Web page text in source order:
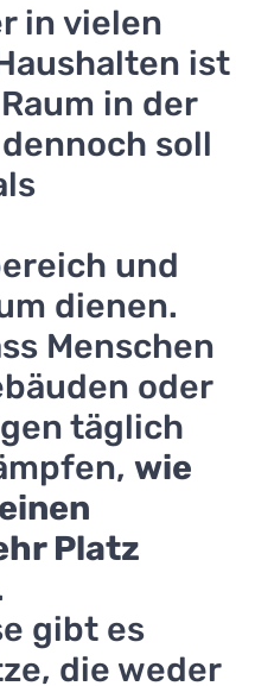
in vielen
ist
in der
soll
und
dienen.
Menschen
oder
täglich
wie
Platz
gibt es
die weder